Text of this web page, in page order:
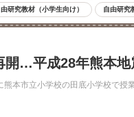
由研究教材（小学生向け） 自由研究
開…平成28年熊本地
本市立小学校の田底小学校で